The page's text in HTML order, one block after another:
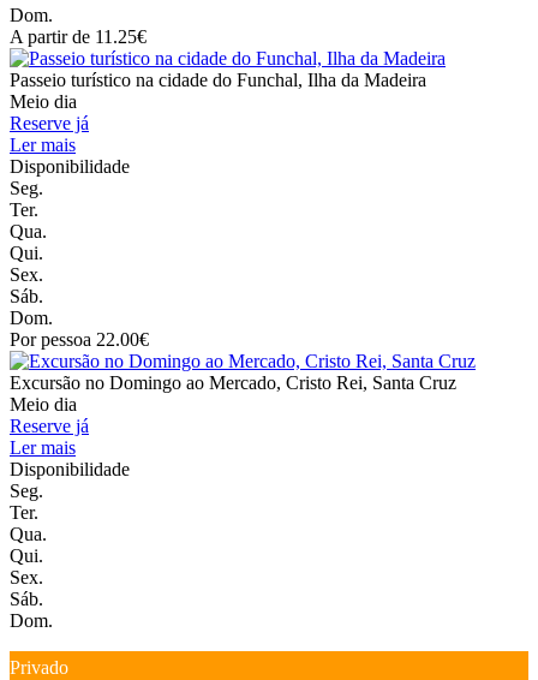
Dom.
A partir de 11.25€
Passeio turístico na cidade do Funchal, Ilha da Madeira
Meio dia
Reserve já
Ler mais
Disponibilidade
Seg.
Ter.
Qua.
Qui.
Sex.
Sáb.
Dom.
Por pessoa 22.00€
Excursão no Domingo ao Mercado, Cristo Rei, Santa Cruz
Meio dia
Reserve já
Ler mais
Disponibilidade
Seg.
Ter.
Qua.
Qui.
Sex.
Sáb.
Dom.
Privado